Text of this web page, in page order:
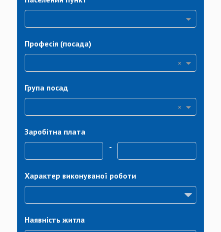
Професія (посада)
×
Група посад
×
Заробітна плата
-
Характер виконуваної роботи
Наявність житла